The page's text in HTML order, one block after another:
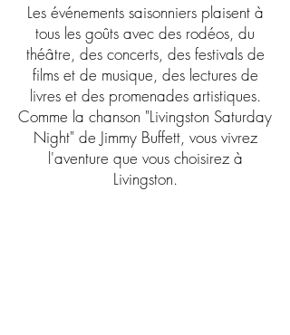
Les événements saisonniers plaisent à
tous les goûts avec des rodéos, du
théâtre, des concerts, des festivals de
films et de musique, des lectures de
livres et des promenades artistiques.
Comme la chanson "Livingston Saturday
Night" de Jimmy Buffett, vous vivrez
l'aventure que vous choisirez à
Livingston.